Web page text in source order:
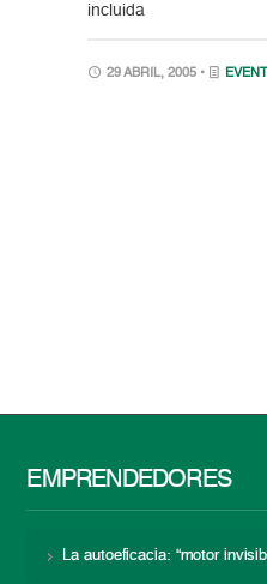
incluida
29 ABRIL, 2005 •
EMPRENDEDORES
La autoeficacia: “motor